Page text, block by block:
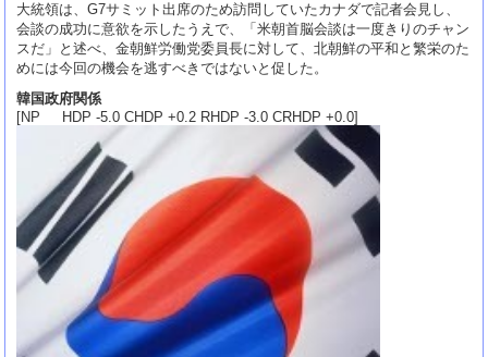
大統領は、G7サミット出席のため訪問していたカナダで記者会見し、
会談の成功に意欲を示したうえで、「米朝首脳会談は一度きりのチャン
スだ」と述べ、金朝鮮労働党委員長に対して、北朝鮮の平和と繁栄のた
めには今回の機会を逃すべきではないと促した。
韓国政府関係
[NP HDP -5.0 CHDP +0.2 RHDP -3.0 CRHDP +0.0]